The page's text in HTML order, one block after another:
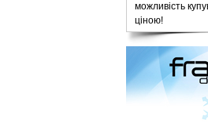
можливість
ціною!